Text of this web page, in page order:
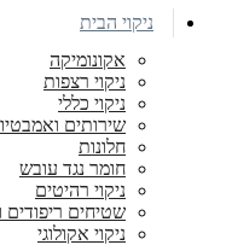
ניקוי הבית
אקונומיקה
ניקוי רצפות
ניקוי כללי
שירותים
חלונות
חומר נגד עובש
ניקוי רהיטים
שטיחים ריפודים
ניקוי אקולוגי